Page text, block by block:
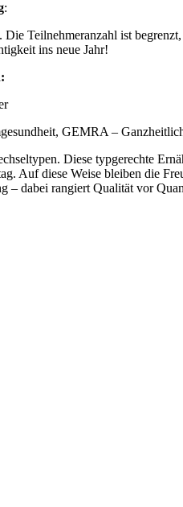
:
Teilnehmeranzahl ist
ins neue Jahr!
GEMRA –
Diese typgerechte
Auf diese Weise bleiben die
– dabei rangiert Qualität vor